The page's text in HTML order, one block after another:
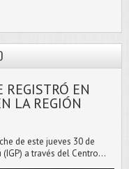
EN
LA REGIÓN
de este jueves 30 de
a través del Centro...